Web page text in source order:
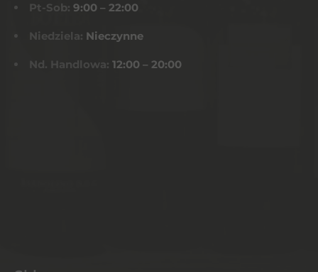
Pt-Sob: 9:00 – 22:00
Niedziela: Nieczynne
Nd. Handlowa: 12:00 – 20:00